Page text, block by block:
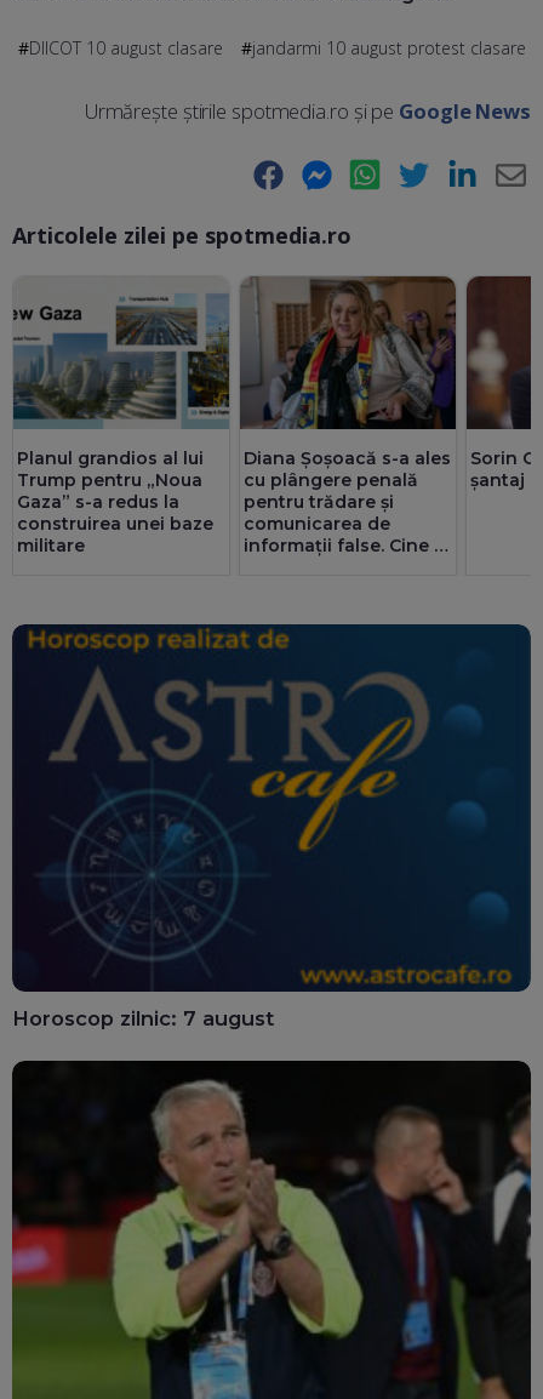
DIICOT 10 august clasare jandarmi 10 august protest clasare
Urmărește știrile spotmedia.ro și pe Google News
Facebook Messenger WhatsApp Twitter LinkedIn
Articolele zilei pe spotmedia.ro
Planul grandios al lui
Trump pentru „Noua
Gaza” s-a redus la
construirea unei baze
militare
Diana Șoșoacă s-a ales
cu plângere penală
pentru trădare și
comunicarea de
informații false. Cine și
Sorin
șantaj
Horoscop zilnic: 7 august